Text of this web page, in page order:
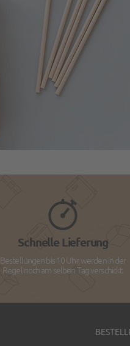
Schnelle Lieferung
Bestellungen bis 10 Uhr, werden in der
Regel noch am selben Tag verschickt.